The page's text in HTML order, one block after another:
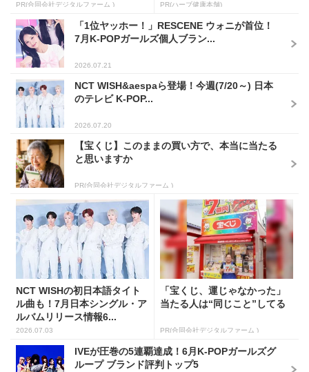
PR(合同会社デジタルファーム ) PR(ハーブ健康本舗)
「1位ヤッホー！」RESCENE ウォニが首位！
7月K-POPガールズ個人ブラン...
2026.07.21
NCT WISH&aespaら登場！今週(7/20～) 日本
のテレビ K-POP...
2026.07.20
【宝くじ】このままの買い方で、本当に当たる
と思いますか
PR(合同会社デジタルファーム )
NCT WISHの初日本語タイト
ル曲も！7月日本シングル・ア
ルバムリリース情報6...
2026.07.03
「宝くじ、運じゃなかった」
当たる人は“同じこと”してる
PR(合同会社デジタルファーム )
IVEが圧巻の5連覇達成！6月K-POPガールズグ
ループ ブランド評判トップ5